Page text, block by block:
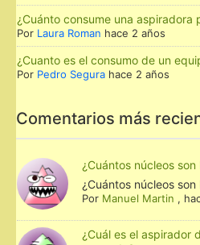
¿Cuánto consume una aspiradora
Por Laura Roman hace 2 años
¿Cuanto es el consumo de un
Por Pedro Segura hace 2 años
Comentarios más
¿Cuántos núcleos son
¿Cuántos núcleos son
Por Manuel Martin ,
¿Cuál es el aspirador